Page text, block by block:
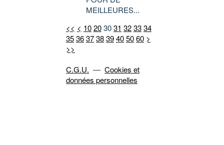
MEILLEURES...
<< < 10203031 323334
3536373839405060 >
>>
C.G.U. — Cookies et
données personnelles